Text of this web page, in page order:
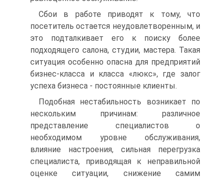
Сбои в работе приводят к тому, что
посетитель остается неудовлетворенным, и
это подталкивает его к поиску более
подходящего салона, студии, мастера. Такая
ситуация особенно опасна для предприятий
бизнес-класса и класса «люкс», где залог
успеха бизнеса - постоянные клиенты.
Подобная нестабильность возникает по
нескольким причинам: различное
представление специалистов о
необходимом уровне обслуживания,
влияние настроения, сильная перегрузка
специалиста, приводящая к неправильной
оценке ситуации, снижение самим